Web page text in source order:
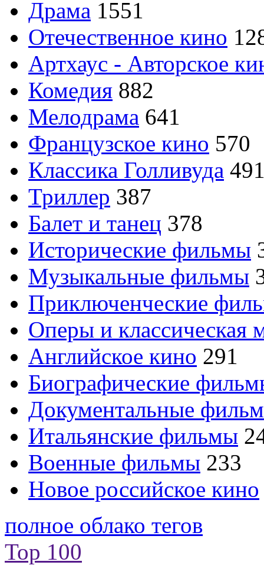
Драма 1551
Отечественное кино
Артхаус - Авторское
Комедия 882
Мелодрама 641
Французское кино 570
Классика Голливуда
Триллер 387
Балет и танец 378
Исторические фильмы
Музыкальные фильмы
Приключенческие
Оперы и классическая
Английское кино 291
Биографические
Документальные
Итальянские фильмы
Военные фильмы 233
Новое российское кино
полное облако тегов
Top 100